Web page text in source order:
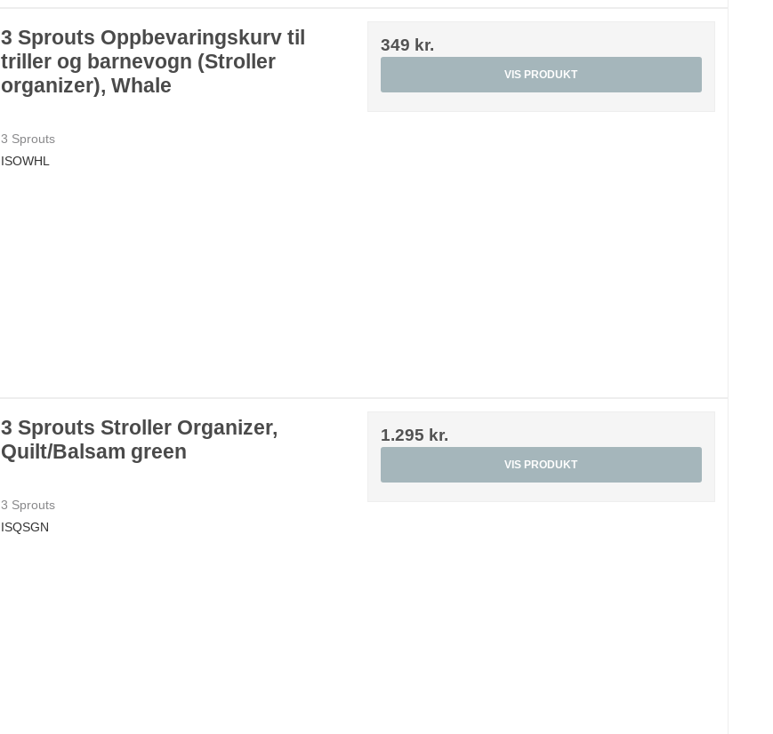
3 Sprouts Oppbevaringskurv til
triller og barnevogn (Stroller
organizer), Whale
3 Sprouts
ISOWHL
349 kr.
VIS PRODUKT
3 Sprouts Stroller Organizer,
Quilt/Balsam green
3 Sprouts
ISQSGN
1.295 kr.
VIS PRODUKT